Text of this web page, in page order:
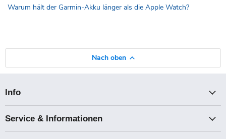
Warum hält der Garmin-Akku länger als die Apple Watch?
Nach oben
Info
Service & Informationen